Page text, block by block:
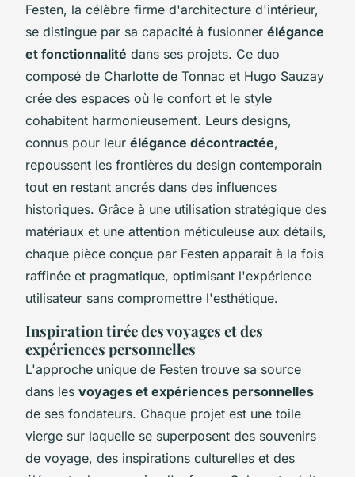
Festen, la célèbre firme d'architecture d'intérieur,
se distingue par sa capacité à fusionner élégance
et fonctionnalité dans ses projets. Ce duo
composé de Charlotte de Tonnac et Hugo Sauzay
crée des espaces où le confort et le style
cohabitent harmonieusement. Leurs designs,
connus pour leur élégance décontractée,
repoussent les frontières du design contemporain
tout en restant ancrés dans des influences
historiques. Grâce à une utilisation stratégique des
matériaux et une attention méticuleuse aux détails,
chaque pièce conçue par Festen apparaît à la fois
raffinée et pragmatique, optimisant l'expérience
utilisateur sans compromettre l'esthétique.
Inspiration tirée des voyages et des
expériences personnelles
L'approche unique de Festen trouve sa source
dans les voyages et expériences personnelles
de ses fondateurs. Chaque projet est une toile
vierge sur laquelle se superposent des souvenirs
de voyage, des inspirations culturelles et des